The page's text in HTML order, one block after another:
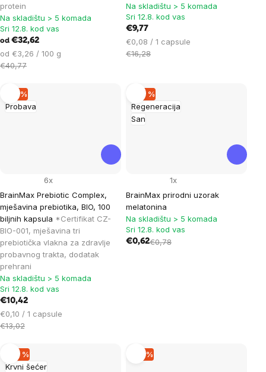
protein
Na skladištu > 5 komada
Sri 12.8. kod vas
od €32,62
Cijena
mjere:
od €3,26 / 100 g
€40,77
Na skladištu > 5 komada
Sri 12.8. kod vas
€9,77
Cijena
mjere:
€0,08 / 1 capsule
€16,28
Probava
–19 %
BrainMax Prebiotic Complex,
mješavina prebiotika, BIO, 100
biljnih kapsula *Certifikat CZ-
BIO-001, mješavina tri
prebiotička vlakna za zdravlje
probavnog trakta, dodatak
prehrani
6x
Na skladištu > 5 komada
Sri 12.8. kod vas
€10,42
Cijena
mjere:
€0,10 / 1 capsule
€13,02
Regeneracija
San
–20 %
BrainMax prirodni uzorak
melatonina
1x
Na skladištu > 5 komada
Sri 12.8. kod vas
€0,62€0,78
Krvni šećer
–29 % –19 %